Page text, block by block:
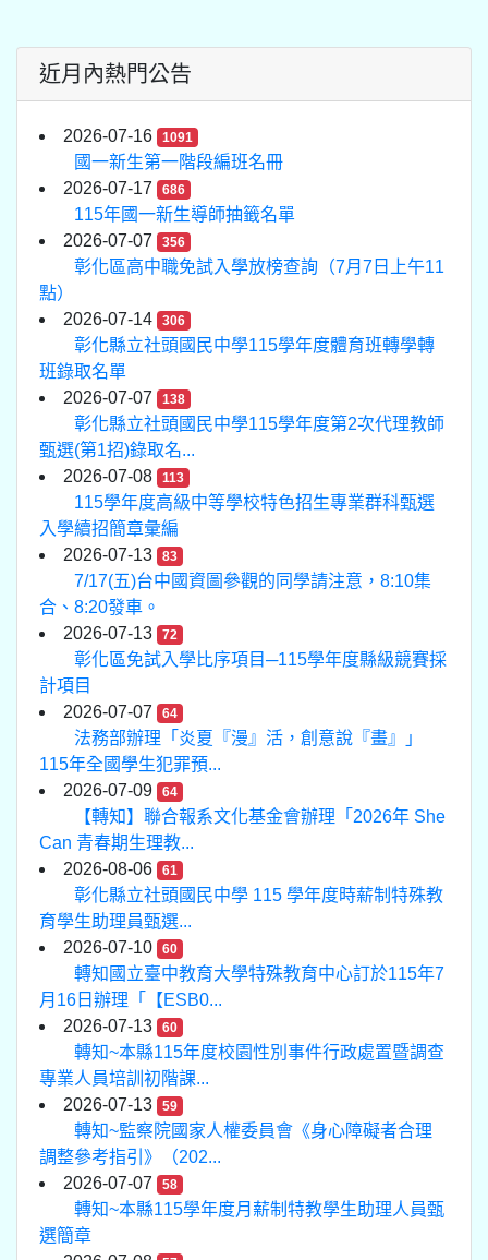
近月內熱門公告
2026-07-16 1091
國一新生第一階段編班名冊
2026-07-17
686
115年國一新生導師抽籤名單
2026-07-07
356
彰化區高中職免試入學放榜查詢（7月7日上午11
點）
2026-07-14
306
彰化縣立社頭國民中學115學年度體育班轉學轉
班錄取名單
2026-07-07
138
彰化縣立社頭國民中學115學年度第2次代理教師
甄選(第1招)錄取名...
2026-07-08
113
115學年度高級中等學校特色招生專業群科甄選
入學續招簡章彙編
2026-07-13
83
7/17(五)台中國資圖參觀的同學請注意，8:10集
合、8:20發車。
2026-07-13
72
彰化區免試入學比序項目─115學年度縣級競賽採
計項目
2026-07-07
64
法務部辦理「炎夏『漫』活，創意說『畫』」
115年全國學生犯罪預...
2026-07-09
64
【轉知】聯合報系文化基金會辦理「2026年 She
Can 青春期生理教...
2026-08-06
61
彰化縣立社頭國民中學 115 學年度時薪制特殊教
育學生助理員甄選...
2026-07-10
60
轉知國立臺中教育大學特殊教育中心訂於115年7
月16日辦理「【ESB0...
2026-07-13
60
轉知~本縣115年度校園性別事件行政處置暨調查
專業人員培訓初階課...
2026-07-13
59
轉知~監察院國家人權委員會《身心障礙者合理
調整參考指引》（202...
2026-07-07
58
轉知~本縣115學年度月薪制特教學生助理人員甄
選簡章